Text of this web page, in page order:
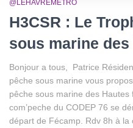
@LEHAVREMETRO
H3CSR : Le
sous marine
Bonjour a tous, Patrice
pêche sous marine vous
pêche sous marine des Hautes
com’peche du CODEP 76 se
départ de Fécamp. Rdv 8h à la